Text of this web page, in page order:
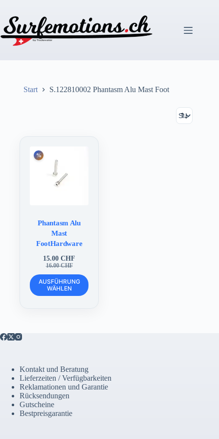
springen
Start S.122810002 Phantasm Alu Mast Foot
Phantasm Alu
Mast
FootHardware
16.00CHF
Ursprünglicher
Preis
war:
16.00 CHF
15.00CHF
Aktueller
Preis
ist:
15.00 CHF.
AUSFÜHRUNG
WÄHLEN
Dieses
Produkt
weist
der
Produktseite
gewählt
werden
Kontakt und Beratung
Lieferzeiten / Verfügbarkeiten
Reklamationen und Garantie
Rücksendungen
Gutscheine
Bestpreisgarantie